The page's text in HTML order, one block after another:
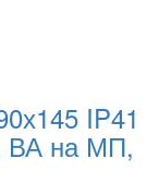
IP41
ВА на МП,